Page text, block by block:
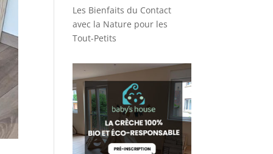
Les Bienfaits du Contact
avec la Nature pour les
Tout-Petits